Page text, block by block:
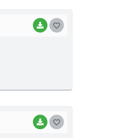
BAIXAR
BAIXAR